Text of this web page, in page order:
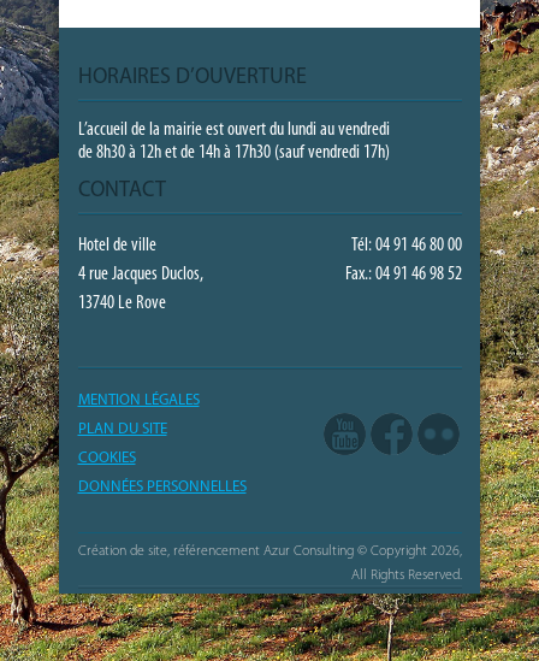
HORAIRES D’OUVERTURE
L’accueil de la mairie est ouvert du lundi au vendredi
de 8h30 à 12h et de 14h à 17h30 (sauf vendredi 17h)
CONTACT
Hotel de ville
Tél: 04 91 46 80 00
4 rue Jacques Duclos,
Fax.: 04 91 46 98 52
13740 Le Rove
MENTION LÉGALES
PLAN DU SITE
COOKIES
DONNÉES PERSONNELLES
Création de site, référencement Azur Consulting © Copyright 2026,
All Rights Reserved.